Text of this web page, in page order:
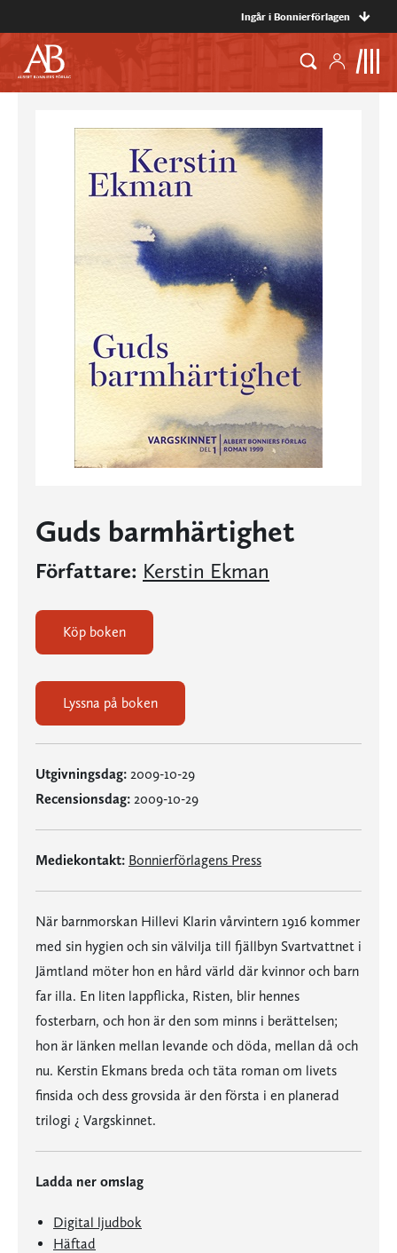
Ingår i Bonnierförlagen
Guds barmhärtighet
Författare: Kerstin Ekman
Köp boken
Lyssna på boken
Utgivningsdag: 2009-10-29
Recensionsdag: 2009-10-29
Mediekontakt: Bonnierförlagens Press
När barnmorskan Hillevi Klarin vårvintern 1916 kommer
med sin hygien och sin välvilja till fjällbyn Svartvattnet i
Jämtland möter hon en hård värld där kvinnor och barn
far illa. En liten lappflicka, Risten, blir hennes
fosterbarn, och hon är den som minns i berättelsen;
hon är länken mellan levande och döda, mellan då och
nu. Kerstin Ekmans breda och täta roman om livets
finsida och dess grovsida är den första i en planerad
trilogi ¿ Vargskinnet.
Ladda ner omslag
Digital ljudbok
Häftad